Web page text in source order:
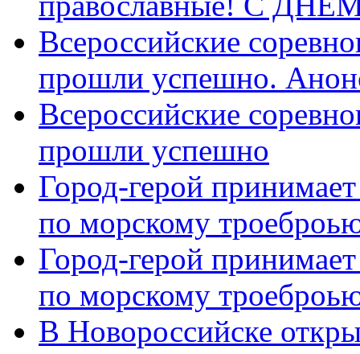
Всероссийские
прошли успешно.
Всероссийские
прошли успешно
Город-герой
по морскому
Город-герой
по морскому
В Новороссийске